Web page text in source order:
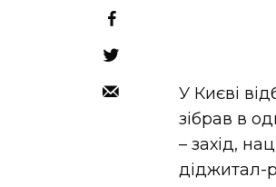
У Києві
зібрав в
– захід,
діджитал-